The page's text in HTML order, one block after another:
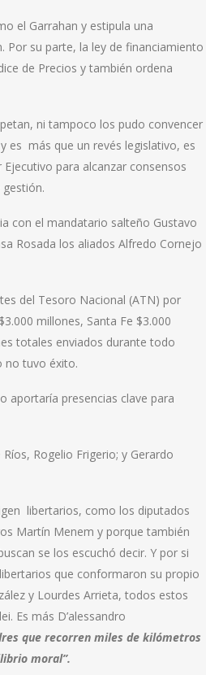
el Garrahan y estipula una
Por su parte, la ley de financiamiento
de Precios y también ordena
ni tampoco los pudo convencer
es más que un revés legislativo, es
para alcanzar consensos
con el mandatario salteño Gustavo
Rosada los aliados Alfredo Cornejo
del Tesoro Nacional (ATN) por
millones, Santa Fe $3.000
totales enviados durante todo
no tuvo éxito.
aportaría presencias clave para
Rogelio Frigerio; y Gerardo
libertarios, como los diputados
Martín Menem y porque también
se los escuchó decir. Y por si
que conformaron su propio
y Lourdes Arrieta, todos estos
Es más D’alessandro
que recorren miles de kilómetros
moral”.